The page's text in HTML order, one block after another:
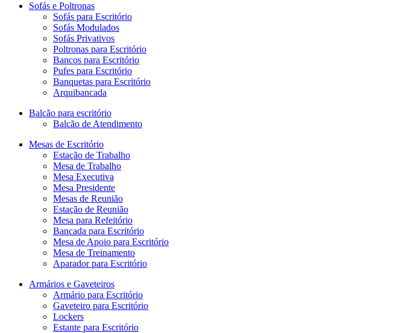
Sofás e Poltronas
Sofás para Escritório
Sofás Modulados
Sofás Privativos
Poltronas para Escritório
Bancos para Escritório
Pufes para Escritório
Banquetas para Escritório
Arquibancada
Balcão para escritório
Balcão de Atendimento
Mesas de Escritório
Estação de Trabalho
Mesa de Trabalho
Mesa Executiva
Mesa Presidente
Mesas de Reunião
Estação de Reunião
Mesa para Refeitório
Bancada para Escritório
Mesa de Apoio para Escritório
Mesa de Treinamento
Aparador para Escritório
Armários e Gaveteiros
Armário para Escritório
Gaveteiro para Escritório
Lockers
Estante para Escritório